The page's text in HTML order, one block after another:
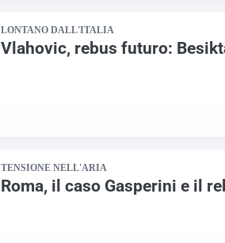
LONTANO DALL'ITALIA
Vlahovic, rebus futuro:
TENSIONE NELL'ARIA
Roma, il caso Gasperini e il